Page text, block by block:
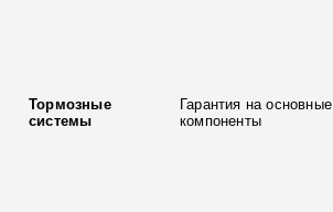
Тормозные
системы
Гарантия на основные
компоненты